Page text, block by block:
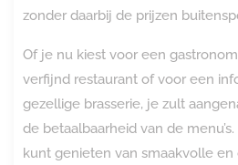
zonder daarbij de prijzen
Of je nu kiest voor een
verfijnd restaurant of voor een
gezellige brasserie, je zult
de betaalbaarheid van de
kunt genieten van smaakvolle